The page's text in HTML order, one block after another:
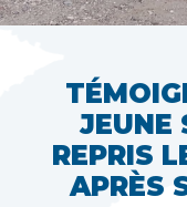
JEUNE
REPRIS
APRÈS